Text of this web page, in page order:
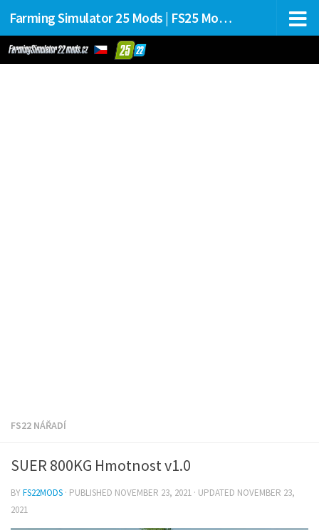
Farming Simulator 25 Mods | FS25 Mods Stahování
FS22 NÁŘADÍ
SUER 800KG Hmotnost v1.0
BYFS22MODS · PUBLISHED NOVEMBER 23, 2021 · UPDATED NOVEMBER 23,
2021